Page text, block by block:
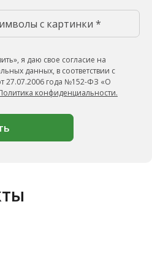
я даю свое согласие на
данных, в соответствии с
27.07.2006 года №152-ФЗ «О
конфиденциальности.